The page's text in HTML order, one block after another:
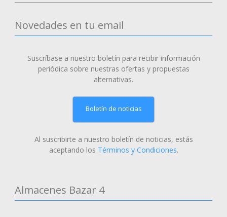
Novedades en tu email
Suscríbase a nuestro boletín para recibir información
periódica sobre nuestras ofertas y propuestas
alternativas.
Boletín de noticias
Al suscribirte a nuestro boletín de noticias, estás
aceptando los Términos y Condiciones.
Almacenes Bazar 4